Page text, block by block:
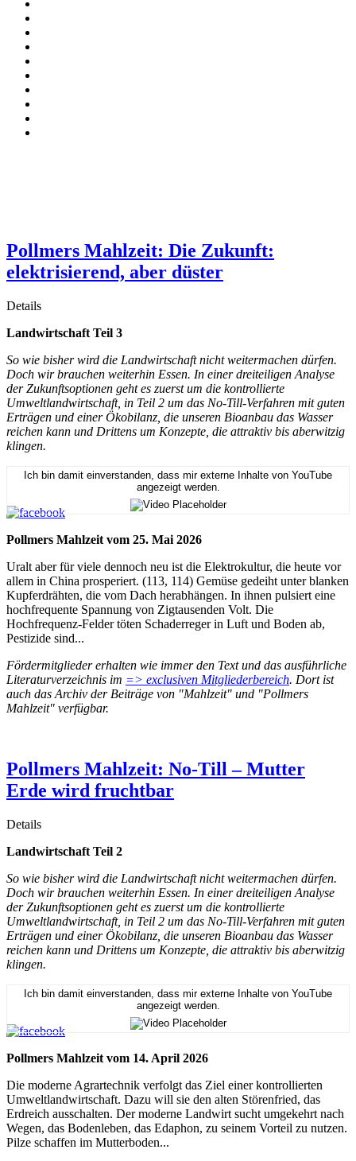
Pollmers Mahlzeit: Die Zukunft:
elektrisierend, aber düster
Details
Landwirtschaft Teil 3
So wie bisher wird die Landwirtschaft nicht weitermachen dürfen.
Doch wir brauchen weiterhin Essen. In einer dreiteiligen Analyse
der Zukunftsoptionen geht es zuerst um die kontrollierte
Umweltlandwirtschaft, in Teil 2 um das No-Till-Verfahren mit guten
Erträgen und einer Ökobilanz, die unseren Bioanbau das Wasser
reichen kann und Drittens um Konzepte, die attraktiv bis aberwitzig
klingen.
Ich bin damit einverstanden, dass mir externe Inhalte von YouTube
angezeigt werden.
Pollmers Mahlzeit vom 25. Mai 2026
Uralt aber für viele dennoch neu ist die Elektrokultur, die heute vor
allem in China prosperiert. (113, 114) Gemüse gedeiht unter blanken
Kupferdrähten, die vom Dach herabhängen. In ihnen pulsiert eine
hochfrequente Spannung von Zigtausenden Volt. Die
Hochfrequenz-Felder töten Schaderreger in Luft und Boden ab,
Pestizide sind...
Fördermitglieder erhalten wie immer den Text und das ausführliche
Literaturverzeichnis im => exclusiven Mitgliederbereich. Dort ist
auch das Archiv der Beiträge von "Mahlzeit" und "Pollmers
Mahlzeit" verfügbar.
Pollmers Mahlzeit: No-Till – Mutter
Erde wird fruchtbar
Details
Landwirtschaft Teil 2
So wie bisher wird die Landwirtschaft nicht weitermachen dürfen.
Doch wir brauchen weiterhin Essen. In einer dreiteiligen Analyse
der Zukunftsoptionen geht es zuerst um die kontrollierte
Umweltlandwirtschaft, in Teil 2 um das No-Till-Verfahren mit guten
Erträgen und einer Ökobilanz, die unseren Bioanbau das Wasser
reichen kann und Drittens um Konzepte, die attraktiv bis aberwitzig
klingen.
Ich bin damit einverstanden, dass mir externe Inhalte von YouTube
angezeigt werden.
Pollmers Mahlzeit vom 14. April 2026
Die moderne Agrartechnik verfolgt das Ziel einer kontrollierten
Umweltlandwirtschaft. Dazu will sie den alten Störenfried, das
Erdreich ausschalten. Der moderne Landwirt sucht umgekehrt nach
Wegen, das Bodenleben, das Edaphon, zu seinem Vorteil zu nutzen.
Pilze schaffen im Mutterboden...